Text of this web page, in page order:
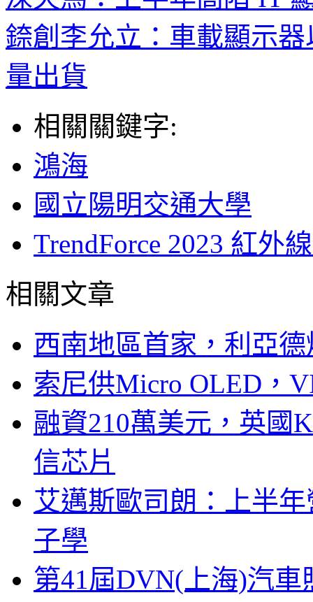
錼創李允立：車載顯示
量出貨
相關關鍵字:
鴻海
國立陽明交通大學
TrendForce 2023 紅外
相關文章
西南地區首家，利亞
索尼供Micro OLED，
融資210萬美元，英國
信芯片
艾邁斯歐司朗：上半
子學
第41屆DVN(上海)汽